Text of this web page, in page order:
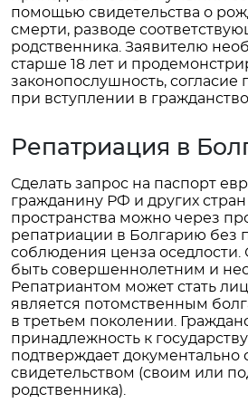
помощью свидетельства о
смерти, разводе
родственника. Заявителю
старше 18 лет и
законопослушность, согласие
при вступлении в
Репатриация в
Сделать запрос на паспорт
гражданину РФ и других стран
пространства можно через
репатриации в Болгарию без
соблюдения ценза оседлости.
быть совершеннолетним и
Репатриантом может стать
является потомственным
в третьем поколении.
принадлежность к
подтверждает документально
свидетельством (своим или
родственника).